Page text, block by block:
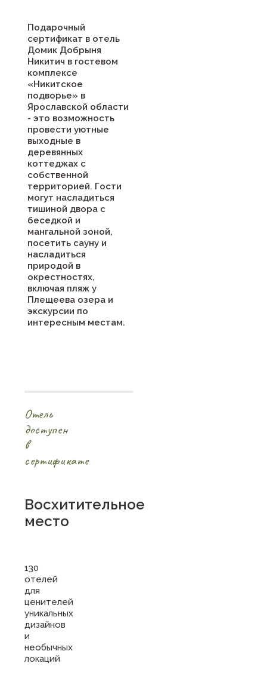
Подарочный
сертификат в отель
Домик Добрыня
Никитич в гостевом
комплексе
«Никитское
подворье» в
Ярославской области
- это возможность
провести уютные
выходные в
деревянных
коттеджах с
собственной
территорией. Гости
могут насладиться
тишиной двора с
беседкой и
мангальной зоной,
посетить сауну и
насладиться
природой в
окрестностях,
включая пляж у
Плещеева озера и
экскурсии по
интересным местам.
Отель
доступен
в
сертификате
Восхитительное
место
130
отелей
для
ценителей
уникальных
дизайнов
и
необычных
локаций